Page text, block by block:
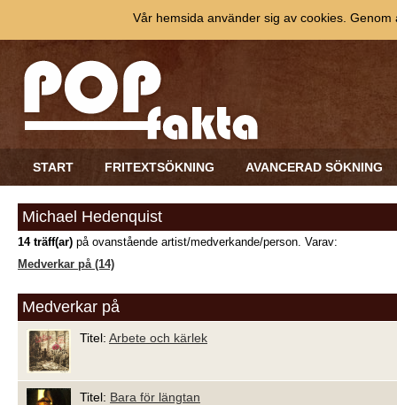
START FRITEXTSÖKNING AVANCERAD SÖKNING
Michael Hedenquist
14 träff(ar) på ovanstående artist/medverkande/person. Varav:
Medverkar på (14)
Medverkar på
Titel: Arbete och kärlek
Titel: Bara för längtan
Vår hemsida använder sig av cookies.